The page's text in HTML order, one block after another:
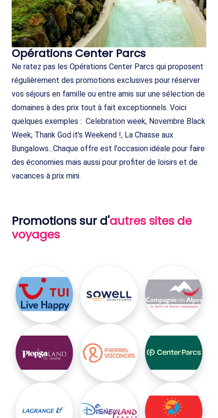
Opérations Center Parcs
Ne ratez pas les Opérations Center Parcs qui proposent
régulièrement des promotions exclusives pour réserver
vos séjours en famille ou entre amis sur une sélection de
domaines à des prix tout à fait exceptionnels. Voici
quelques exemples : Celebration week, Novembre Black
Week, Thank God it's Weekend !, La Chasse aux
Bungalows...Chaque offre est l'occasion idéale pour faire
des économies mais aussi pour profiter de loisirs et de
vacances à prix mini.
Promotions sur d'autres sites de
voyages